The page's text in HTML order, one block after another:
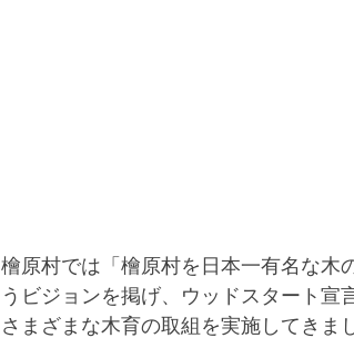
檜原村では「檜原村を日本一有名な木
うビジョンを掲げ、ウッドスタート
さまざまな木育の取組を実施してきま